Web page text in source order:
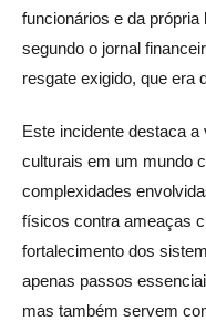
funcionários e da própria
segundo o jornal
resgate exigido, que era
Este incidente destaca a
culturais em um mundo
complexidades
físicos contra ameaças
fortalecimento dos
apenas passos
mas também servem